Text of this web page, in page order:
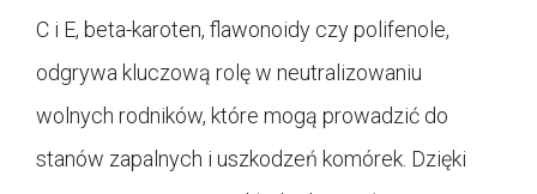
C i E, beta-karoten, flawonoidy czy polifenole,
odgrywa kluczową rolę w neutralizowaniu
wolnych rodników, które mogą prowadzić do
stanów zapalnych i uszkodzeń komórek. Dzięki